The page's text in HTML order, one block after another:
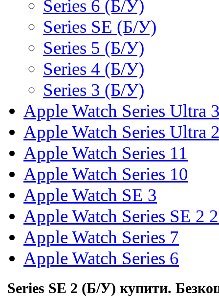
Series 6 (Б/У)
Series SE (Б/У)
Series 5 (Б/У)
Series 4 (Б/У)
Series 3 (Б/У)
Apple Watch Series Ultra
Apple Watch Series Ultra
Apple Watch Series 11
Apple Watch Series 10
Apple Watch SE 3
Apple Watch Series SE 2
Apple Watch Series 7
Apple Watch Series 6
Series SE 2 (Б/У) купити.